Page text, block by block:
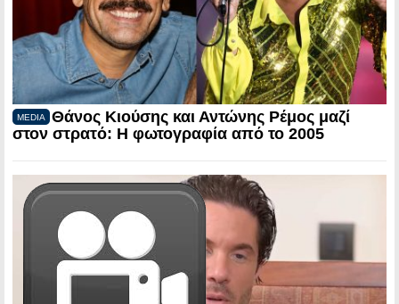
MEDIA
Θάνος Κιούσης και Αντώνης Ρέμος μαζί
στον στρατό: Η φωτογραφία από το 2005